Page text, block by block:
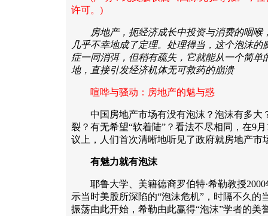
许可。)
房地产，扼经济成长中投资与消费的咽喉
几乎不幸地成了定理。处理得当，这个泡沫的
症一同消弭，但稍有疏失，它就能从一个简单
地，直接引发经济机体无可救药的崩溃
喧哗与骚动：房地产的魅与惑
中国房地产市场有没有泡沫？泡沫有多大
裂？有无希望“软着陆”？看法不尽相同，在9
议上，人们首次清晰地听见了政府就房地产市
有魅力就有泡沫
耶鲁大学、美籍德裔罗伯特·希勒教授2000
示当时美股所深陷的“泡沫危机”，时隔不久的
振荡由此开始，希勒由此赢得“泡沫”学者的美